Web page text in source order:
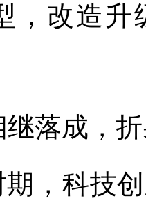
，改造升
落成，
期，科技